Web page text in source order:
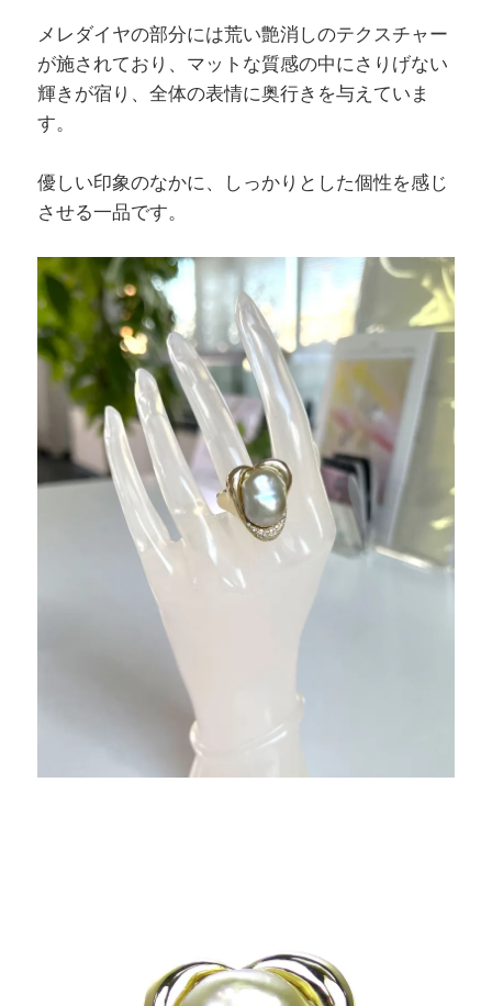
メレダイヤの部分には荒い艶消しのテクスチャー
が施されており、マットな質感の中にさりげない
輝きが宿り、全体の表情に奥行きを与えていま
す。
優しい印象のなかに、しっかりとした個性を感じ
させる一品です。